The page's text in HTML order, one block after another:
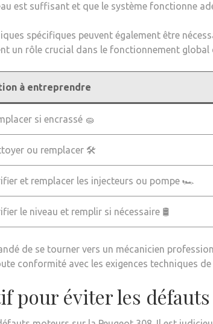
est suffisant et que le système fonctionne
spécifiques peuvent également être
un rôle crucial dans le fonctionnement global
à entreprendre
si encrassé 🧽
ou remplacer 🛠️
et remplacer les injecteurs ou pompe 🏎️
le niveau et remplir si nécessaire 🛢️
de se tourner vers un mécanicien
conformité avec les exigences techniques de
pour éviter les